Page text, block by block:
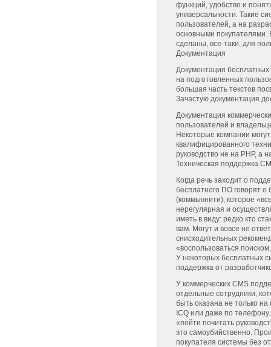
функций, удобство и
универсальности. Такие
пользователей, а на
основными покупателями.
сделаны, все-таки, для
Документация
Документация
на подготовленных
большая часть текстов
Зачастую документация
Документация
пользователей и
Некоторые компании
квалифицированного
руководство не на PHP, а
Техническая поддержка
Когда речь заходит о
бесплатного ПО говорят
(коммьюнити), которое
нерегулярная и
иметь в виду: редко кто
вам. Могут и вовсе не
снисходительных
«воспользоваться
У некоторых бесплатных
поддержка от
У коммерческих CMS
отдельные сотрудники,
быть оказана не только
ICQ или даже по
«пойти почитать
это самоубийственно.
покупателя системы без